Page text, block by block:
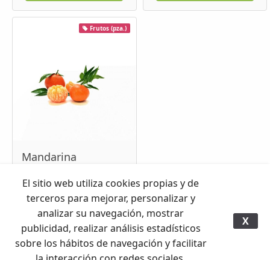
Frutos (pza.)
Mandarina
Ver el producto
El sitio web utiliza cookies propias y de
terceros para mejorar, personalizar y
analizar su navegación, mostrar
publicidad, realizar análisis estadísticos
sobre los hábitos de navegación y facilitar
X